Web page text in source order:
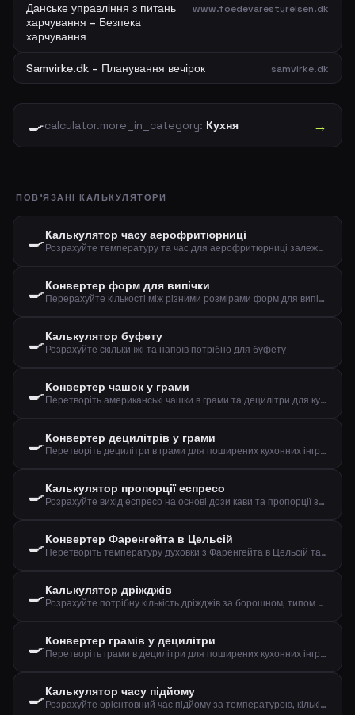
Данське управління з питань
харчування – Безпека
харчування
www.foedevarestyrelsen.dk
Samvirke.dk – Планування вечірок samvirke.dk
🍳calculator.more_in_category: Кухня →
ПОВ'ЯЗАНІ КАЛЬКУЛЯТОРИ
🍳Калькулятор часу аерофритюрниці
Розрахуйте температуру та час для аерофритюрниці залежно від типу їжі та кількості
🍳Конвертер форм для випічки
Перерахуйте кількості між різними розмірами форм для випічки за діаметром
🍳Калькулятор буфету
Розрахуйте скільки їжі та напоїв потрібно для буфету
🍳Конвертер чашок у грами
Перетворіть американські чашки в грами та децилітри для кухонних інгредієнтів
🍳Конвертер децилітрів у грами
Перетворіть децилітри в грами для поширених кухонних інгредієнтів
🍳Калькулятор пропорції еспресо
Розрахуйте вихід еспресо на основі дози кави та пропорції заварювання
🍳Конвертер Фаренгейта в Цельсій
Перетворіть температуру духовки з Фаренгейта в Цельсій та конвекцію
🍳Калькулятор дріжджів
Розрахуйте потрібну кількість дріжджів за борошном, типом дріжджів та часом підйому
🍳Конвертер грамів у децилітри
Перетворіть грами в децилітри для поширених кухонних інгредієнтів
🍳Калькулятор часу підйому
Розрахуйте орієнтовний час підйому за температурою, кількістю дріжджів та борошна